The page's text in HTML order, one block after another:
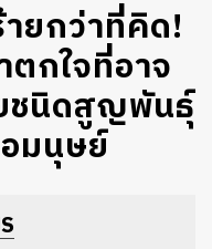
ยกว่าที่คิด!
กใจที่อาจ
ชนิดสูญพันธุ์
มนุษย์